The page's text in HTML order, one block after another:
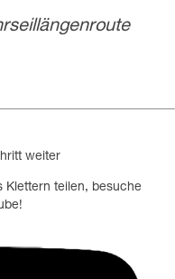
weiter
Klettern teilen, besuche